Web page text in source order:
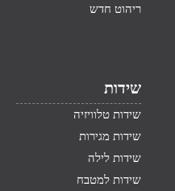
ריהוט חדש
שידות
שידות טלוויזיה
שידות מגירות
שידות לילה
שידות למטבח